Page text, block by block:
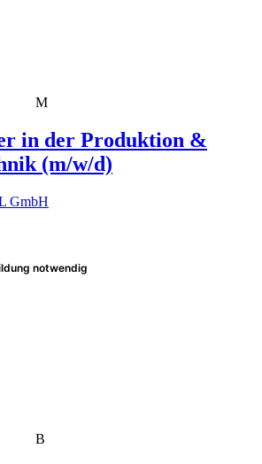
M
in der Produktion &
(m/w/d)
GmbH
notwendig
B